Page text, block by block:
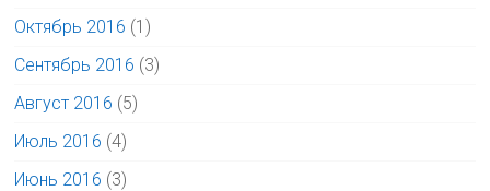
Октябрь 2016 (1)
Сентябрь 2016 (3)
Август 2016 (5)
Июль 2016 (4)
Июнь 2016 (3)